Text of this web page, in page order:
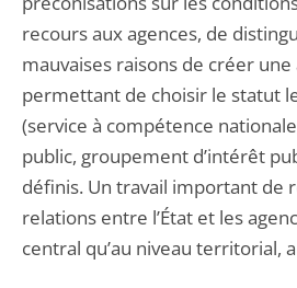
recours aux agences, de
mauvaises raisons de créer
permettant de choisir le statut
(service à compétence
public, groupement d’intérêt
définis. Un travail important de
relations entre l’État et les
central qu’au niveau territorial,